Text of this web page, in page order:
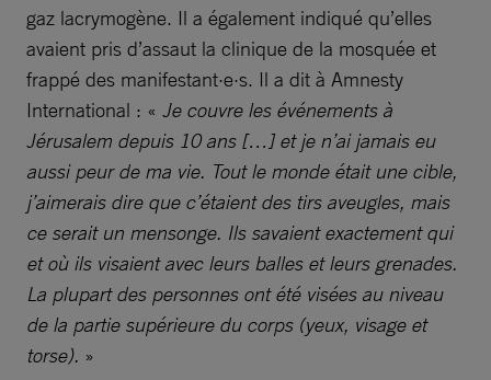
gaz lacrymogène. Il a également indiqué qu’elles
avaient pris d’assaut la clinique de la mosquée et
frappé des manifestant·e·s. Il a dit à Amnesty
International : « Je couvre les événements à
Jérusalem depuis 10 ans […] et je n’ai jamais eu
aussi peur de ma vie. Tout le monde était une cible,
j’aimerais dire que c’étaient des tirs aveugles, mais
ce serait un mensonge. Ils savaient exactement qui
et où ils visaient avec leurs balles et leurs grenades.
La plupart des personnes ont été visées au niveau
de la partie supérieure du corps (yeux, visage et
torse). »